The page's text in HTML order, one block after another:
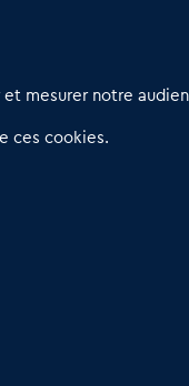
national dédié aux
au service du
mesurer notre
ces cookies.